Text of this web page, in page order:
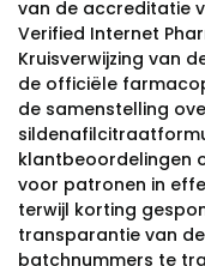
van de accreditatie
Verified Internet
Kruisverwijzing van
de officiële
de samenstelling
klantbeoordelingen
voor patronen in
terwijl korting
transparantie van
batchnummers te